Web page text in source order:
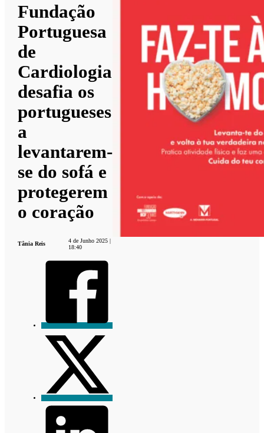
Fundação
Portuguesa
de
Cardiologia
desafia os
portugueses
a
levantarem-
se do sofá e
protegerem
o coração
Tânia Reis
4 de Junho 2025 |
18:40